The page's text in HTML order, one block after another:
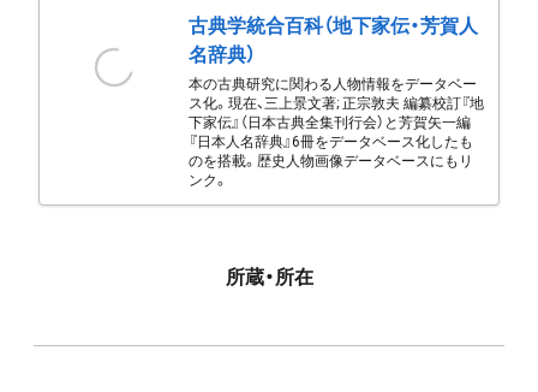
古典学統合百科（地下家伝・芳賀人
名辞典）
本の古典研究に関わる人物情報をデータベー
ス化。現在、三上景文著; 正宗敦夫 編纂校訂『地
下家伝』（日本古典全集刊行会）と芳賀矢一編
『日本人名辞典』6冊をデータベース化したも
のを搭載。歴史人物画像データベースにもリ
ンク。
所蔵・所在